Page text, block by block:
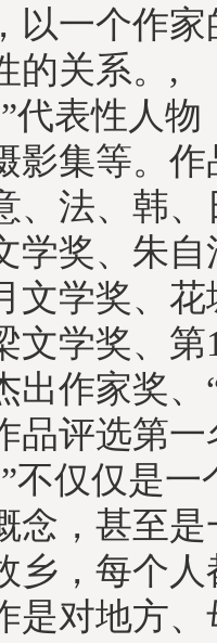
以一个作
的关系
代表性人
影集等。
、法、韩、
学奖、朱
文学奖、
文学奖、第
出作家奖、
品评选
不仅仅是
念，甚至
乡，每个
是对地方